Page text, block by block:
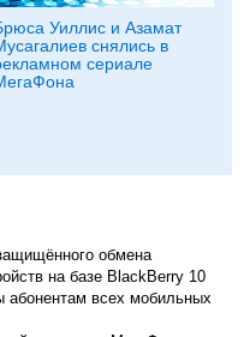
Уиллис и Азамат
снялись в
сериале
обмена
на базе BlackBerry 10
абонентам всех мобильных